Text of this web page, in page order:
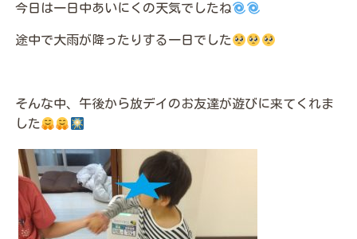
今日は一日中あいにくの天気でしたね
途中で大雨が降ったりする一日でした
そんな中、午後から放デイのお友達が遊びに来てくれま
した